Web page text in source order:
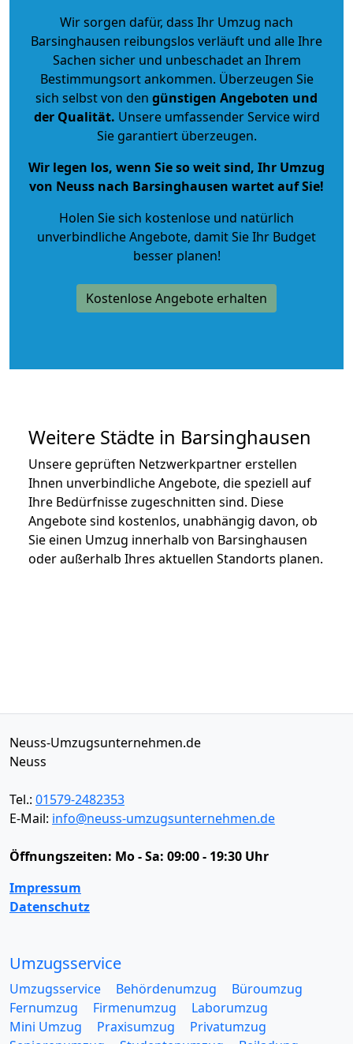
Wir sorgen dafür, dass Ihr Umzug nach
Barsinghausen reibungslos verläuft und alle Ihre
Sachen sicher und unbeschadet an Ihrem
Bestimmungsort ankommen. Überzeugen Sie
sich selbst von den günstigen Angeboten und
der Qualität. Unsere umfassender Service wird
Sie garantiert überzeugen.
Wir legen los, wenn Sie so weit sind, Ihr Umzug
von Neuss nach Barsinghausen wartet auf Sie!
Holen Sie sich kostenlose und natürlich
unverbindliche Angebote, damit Sie Ihr Budget
besser planen!
Kostenlose Angebote erhalten
Weitere Städte in Barsinghausen
Unsere geprüften Netzwerkpartner erstellen
Ihnen unverbindliche Angebote, die speziell auf
Ihre Bedürfnisse zugeschnitten sind. Diese
Angebote sind kostenlos, unabhängig davon, ob
Sie einen Umzug innerhalb von Barsinghausen
oder außerhalb Ihres aktuellen Standorts planen.
Neuss-Umzugsunternehmen.de
Neuss
Tel.: 01579-2482353
E-Mail: info@neuss-umzugsunternehmen.de
Öffnungszeiten: Mo - Sa: 09:00 - 19:30 Uhr
Impressum
Datenschutz
Umzugsservice
Umzugsservice Behördenumzug
Büroumzug
Fernumzug
Firmenumzug
Laborumzug
Mini Umzug
Praxisumzug
Privatumzug